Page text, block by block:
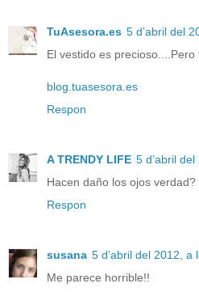
TuAsesora.es 5 d’abril del
El vestido es
blog.tuasesora.es
Respon
A TRENDY LIFE 5 d’abril
Hacen daño los ojos verdad?
Respon
susana 5 d’abril del 2012, a
Me parece horrible!!